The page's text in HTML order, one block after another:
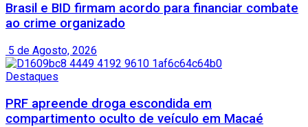
Brasil e BID firmam acordo para financiar combate
ao crime organizado
5 de Agosto, 2026
Destaques
PRF apreende droga escondida em
compartimento oculto de veículo em Macaé